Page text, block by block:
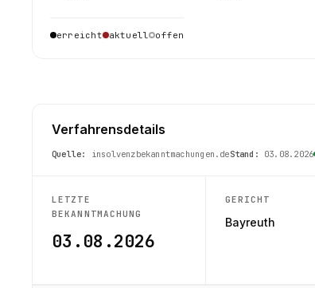
erreicht aktuell offen
Verfahrensdetails
Quelle: insolvenzbekanntmachungen.deStand: 03.08.2026
LETZTE
BEKANNTMACHUNG
03.08.2026
GERICHT
Bayreuth